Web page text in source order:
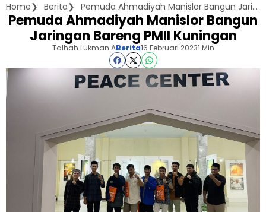
Home Berita Pemuda Ahmadiyah Manislor Bangun Jaringan Bareng PMII Kuningan
Pemuda Ahmadiyah Manislor Bangun
Jaringan Bareng PMII Kuningan
Talhah Lukman ABerita16 Februari 20231 Min